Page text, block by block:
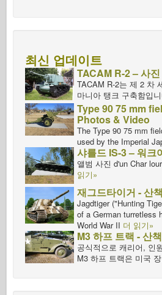
최신 업데이트
TACAM R-2 – 사
TACAM R-2는 제 2 차
마니아 탱크 구축함입
Type 90 75 mm
Photos & Video
The Type 90 75 mm
used by the Imperial
샤를드 IS-3 – 워크
앨범 사진 d'un Char
읽기»
재그드타이거 - 산책
Jagdtiger ("Hunting
of a German turretless
World War II 더 읽기»
M3 하프 트랙 - 산책
공식적으로 캐리어, 인
M3 하프 트랙은 미국